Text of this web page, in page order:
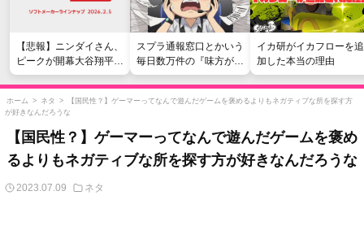
【悲報】ニンダイさん、
ピークが開幕大谷翔平の
がっかりダイレクトだっ
たと言われてしまう
スプラ通報窓口とかいう
毎日数万件の『味方が弱
い』愚痴を読まされる苦
行
イカ研がイカフローを追
加した本当の理由
ホーム > ネタ >
【国民性？】ゲーマーってなんで遊んだゲームを褒めるよりもネガティブな所を探す方
が好きなんだろうな
【国民性？】ゲーマーってなんで遊んだゲームを褒め
るよりもネガティブな所を探す方が好きなんだろうな
2023.07.09 ネタ